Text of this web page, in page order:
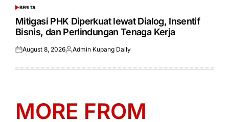
POSTED
IN
BERITA
Mitigasi PHK Diperkuat lewat Dialog, Insentif
Bisnis, dan Perlindungan Tenaga Kerja
Posted
August 8, 2026Posted
Admin Kupang Daily
MORE FROM